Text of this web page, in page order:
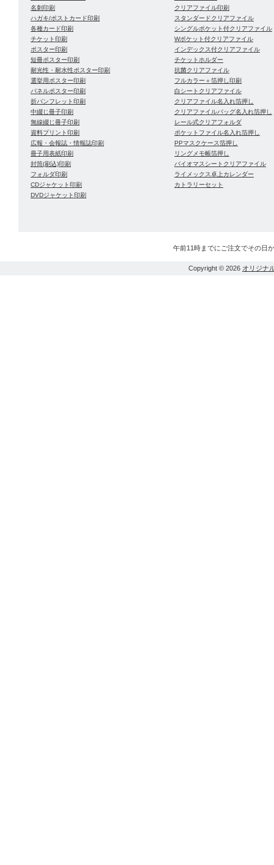
名刺印刷
ハガキ/ポストカード印刷
各種カード印刷
チケット印刷
ポスター印刷
短冊ポスター印刷
耐光性・耐水性ポスター印刷
選挙用ポスター印刷
パネルポスター印刷
折パンフレット印刷
中綴じ冊子印刷
無線綴じ冊子印刷
資料プリント印刷
広報・会報誌・情報誌印刷
冊子用表紙印刷
封筒(刷込)印刷
フォルダ印刷
CDジャケット印刷
DVDジャケット印刷
クリアファイル印刷
スタンダードクリアファイル
シングルポケット付クリアファイル
Wポケット付クリアファイル
インデックス付クリアファイル
チケットホルダー
抗菌クリアファイル
フルカラー＋箔押し印刷
白シートクリアファイル
クリアファイル名入れ箔押し
クリアファイルバッグ名入れ箔押し
レール式クリアフォルダ
ポケットファイル名入れ箔押し
PPマスクケース箔押し
リングメモ帳箔押し
バイオマスシートクリアファイル
ライメックス卓上カレンダー
カトラリーセット
午前11時までにご注文でその日
Copyright © 2026 オリジナ